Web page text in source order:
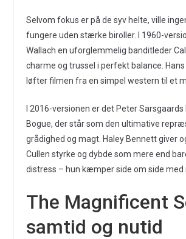
Selvom fokus er på de syv helte, ville
fungere uden stærke biroller. I 1960-
Wallach en uforglemmelig banditleder
charme og trussel i perfekt balance.
løfter filmen fra en simpel western til et
I 2016-versionen er det Peter
Bogue, der står som den ultimative
grådighed og magt. Haley Bennett giver
Cullen styrke og dybde som mere end
distress – hun kæmper side om side med
The Magnificent
samtid og nutid